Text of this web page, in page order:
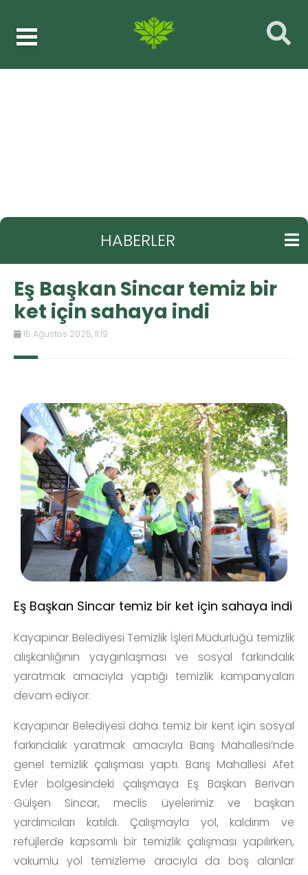
HABERLER
Eş Başkan Sincar temiz bir
ket için sahaya indi
15 Ağustos 2025, 11:19
Eş Başkan Sincar temiz bir ket için sahaya indi
Kayapınar Belediyesi Temizlik İşleri Müdürlüğü temizlik
alışkanlığının yaygınlaşması ve sosyal farkındalık
yaratmak amacıyla yaptığı temizlik kampanyaları
devam ediyor.
Kayapınar Belediyesi daha temiz bir kent için sosyal
farkındalık yaratmak amacıyla Barış Mahallesi’nde
genel temizlik çalışması yaptı. Barış Mahallesi Afet
Evler bölgesindeki çalışmaya Eş Başkan Berivan
Gülşen Sincar, meclis üyelerimiz ve başkan
yardımcıları katıldı. Çalışmayla yol, kaldırım ve
refüjlerde kapsamlı bir temizlik çalışması yapılırken,
vakumlu yol temizleme aracıyla da boş alanlar